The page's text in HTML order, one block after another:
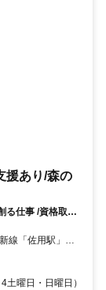
援あり/森の
る仕事 /資格取得
曜日・日曜日）